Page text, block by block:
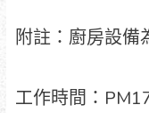
附註：廚房設備
工作時間：